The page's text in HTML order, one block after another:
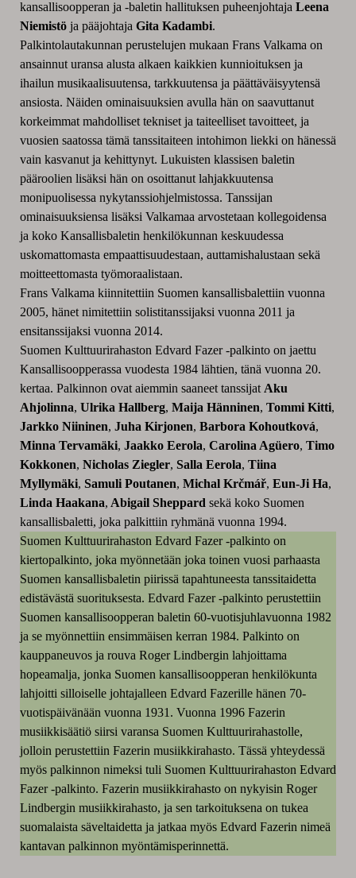
kansallisoopperan ja -baletin hallituksen puheenjohtaja Leena
Niemistöja pääjohtaja Gita Kadambi.
Palkintolautakunnan perustelujen mukaan Frans Valkama on
ansainnut uransa alusta alkaen kaikkien kunnioituksen ja
ihailun musikaalisuutensa, tarkkuutensa ja päättäväisyytensä
ansiosta. Näiden ominaisuuksien avulla hän on saavuttanut
korkeimmat mahdolliset tekniset ja taiteelliset tavoitteet, ja
vuosien saatossa tämä tanssitaiteen intohimon liekki on hänessä
vain kasvanut ja kehittynyt. Lukuisten klassisen baletin
pääroolien lisäksi hän on osoittanut lahjakkuutensa
monipuolisessa nykytanssiohjelmistossa. Tanssijan
ominaisuuksiensa lisäksi Valkamaa arvostetaan kollegoidensa
ja koko Kansallisbaletin henkilökunnan keskuudessa
uskomattomasta empaattisuudestaan, auttamishalustaan sekä
moitteettomasta työmoraalistaan.
Frans Valkama kiinnitettiin Suomen kansallisbalettiin vuonna
2005, hänet nimitettiin solistitanssijaksi vuonna 2011 ja
ensitanssijaksi vuonna 2014.
Suomen Kulttuurirahaston Edvard Fazer -palkinto on jaettu
Kansallisoopperassa vuodesta 1984 lähtien, tänä vuonna 20.
kertaa. Palkinnon ovat aiemmin saaneet tanssijat Aku
Ahjolinna, Ulrika Hallberg, Maija Hänninen, Tommi Kitti,
Jarkko Niininen, Juha Kirjonen, Barbora Kohoutková,
Minna Tervamäki, Jaakko Eerola, Carolina Agüero, Timo
Kokkonen, Nicholas Ziegler, Salla Eerola, Tiina
Myllymäki, Samuli Poutanen, Michal Krčmář, Eun-Ji Ha,
Linda Haakana, Abigail Sheppard sekä koko Suomen
kansallisbaletti, joka palkittiin ryhmänä vuonna 1994.
Suomen Kulttuurirahaston Edvard Fazer -palkinto on
kiertopalkinto, joka myönnetään joka toinen vuosi parhaasta
Suomen kansallisbaletin piirissä tapahtuneesta tanssitaidetta
edistävästä suorituksesta. Edvard Fazer -palkinto perustettiin
Suomen kansallisoopperan baletin 60-vuotisjuhlavuonna 1982
ja se myönnettiin ensimmäisen kerran 1984. Palkinto on
kauppaneuvos ja rouva Roger Lindbergin lahjoittama
hopeamalja, jonka Suomen kansallisoopperan henkilökunta
lahjoitti silloiselle johtajalleen Edvard Fazerille hänen 70-
vuotispäivänään vuonna 1931. Vuonna 1996 Fazerin
musiikkisäätiö siirsi varansa Suomen Kulttuurirahastolle,
jolloin perustettiin Fazerin musiikkirahasto. Tässä yhteydessä
myös palkinnon nimeksi tuli Suomen Kulttuurirahaston Edvard
Fazer -palkinto. Fazerin musiikkirahasto on nykyisin Roger
Lindbergin musiikkirahasto, ja sen tarkoituksena on tukea
suomalaista säveltaidetta ja jatkaa myös Edvard Fazerin nimeä
kantavan palkinnon myöntämisperinnettä.